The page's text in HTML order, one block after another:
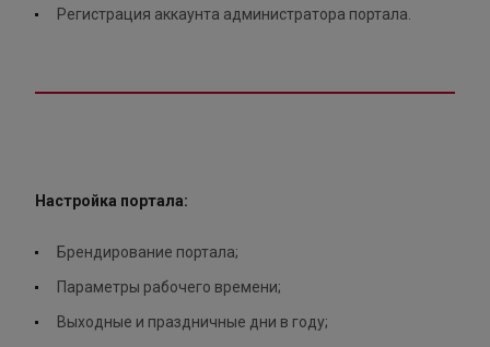
Регистрация аккаунта администратора портала.
Настройка портала:
Брендирование портала;
Параметры рабочего времени;
Выходные и праздничные дни в году;